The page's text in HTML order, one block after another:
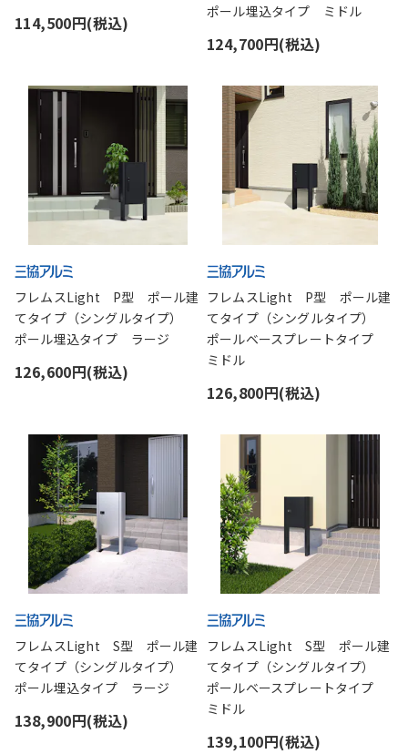
114,500円(税込)
ポール埋込タイプ ミドル
124,700円(税込)
フレムスLight P型 ポール建
てタイプ（シングルタイプ）
ポール埋込タイプ ラージ
126,600円(税込)
フレムスLight P型 ポール建
てタイプ（シングルタイプ）
ポールベースプレートタイプ
ミドル
126,800円(税込)
フレムスLight S型 ポール建
てタイプ（シングルタイプ）
ポール埋込タイプ ラージ
138,900円(税込)
フレムスLight S型 ポール建
てタイプ（シングルタイプ）
ポールベースプレートタイプ
ミドル
139,100円(税込)